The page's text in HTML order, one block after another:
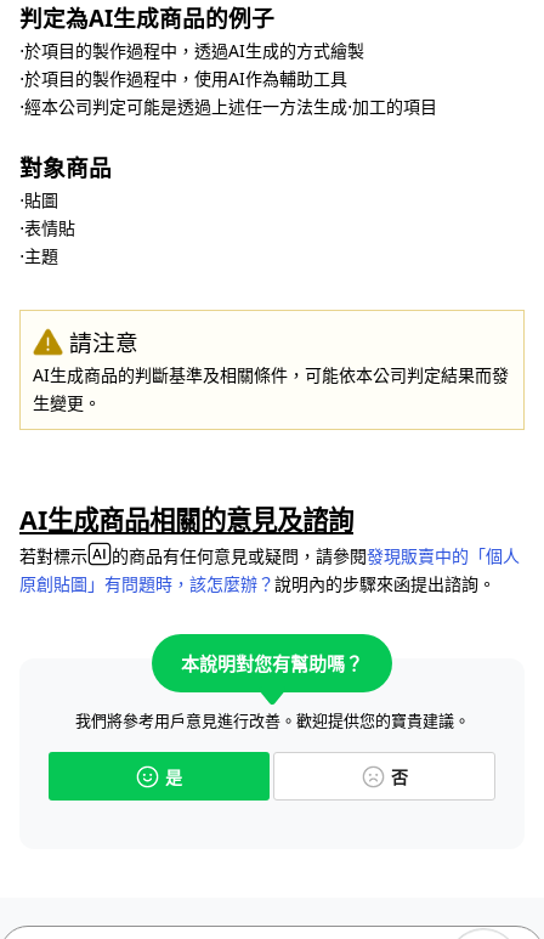
判定為AI生成商品的例子
⋅於項目的製作過程中，透過AI生成的方式繪製
⋅於項目的製作過程中，使用AI作為輔助工具
⋅經本公司判定可能是透過上述任一方法生成⋅加工的項目
對象商品
⋅貼圖
⋅表情貼
⋅主題
請注意
AI生成商品的判斷基準及相關條件，可能依本公司判定結果而發
生變更。
AI生成商品相關的意見及諮詢
若對標示 的商品有任何意見或疑問，請參閱發現販賣中的「個人
原創貼圖」有問題時，該怎麼辦？說明內的步驟來函提出諮詢。
本說明對您有幫助嗎？
我們將參考用戶意見進行改善。歡迎提供您的寶貴建議。
是 否